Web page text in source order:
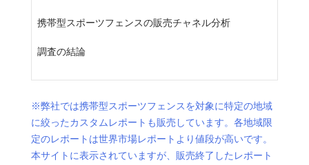
携帯型スポーツフェンスの販売チャネル分析
調査の結論
※弊社では携帯型スポーツフェンスを対象に特定の地域
に絞ったカスタムレポートも販売しています。各地域限
定のレポートは世界市場レポートより値段が高いです。
本サイトに表示されていますが、販売終了したレポート